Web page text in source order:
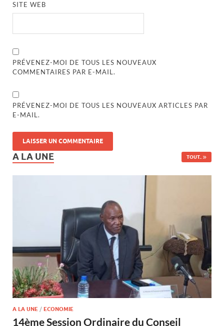
SITE WEB
PRÉVENEZ-MOI DE TOUS LES NOUVEAUX
COMMENTAIRES PAR E-MAIL.
PRÉVENEZ-MOI DE TOUS LES NOUVEAUX ARTICLES PAR
E-MAIL.
A LA UNE TOUT..
A LA UNE / ECONOMIE
14ème Session Ordinaire du Conseil